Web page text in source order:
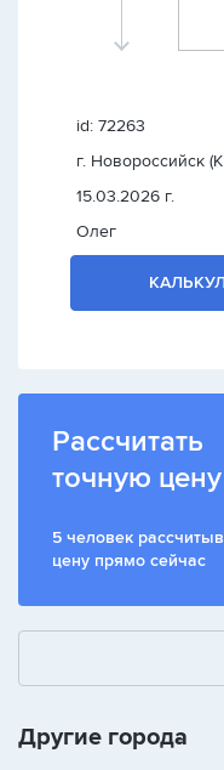
id: 72263
г. Новороссийск
15.03.2026 г.
Олег
Рассчитать
точную цену
5 человек
цену прямо сейчас
Другие города